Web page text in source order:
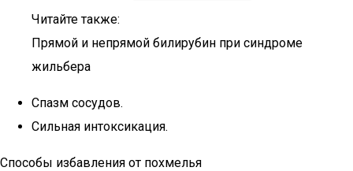
Читайте также:
Прямой и непрямой билирубин при синдроме
жильбера
Спазм сосудов.
Сильная интоксикация.
Способы избавления от похмелья